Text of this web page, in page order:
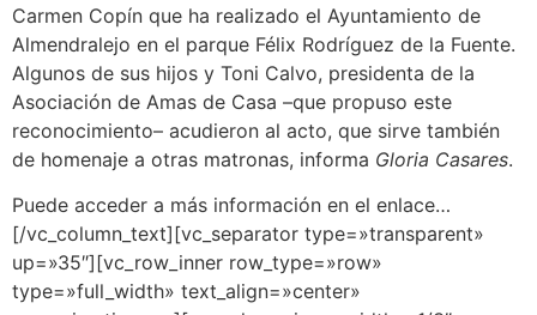
Carmen Copín que ha realizado el Ayuntamiento de
Almendralejo en el parque Félix Rodríguez de la Fuente.
Algunos de sus hijos y Toni Calvo, presidenta de la
Asociación de Amas de Casa –que propuso este
reconocimiento– acudieron al acto, que sirve también
de homenaje a otras matronas, informa Gloria Casares.
Puede acceder a más información en el enlace…
[/vc_column_text][vc_separator type=»transparent»
up=»35″][vc_row_inner row_type=»row»
type=»full_width» text_align=»center»